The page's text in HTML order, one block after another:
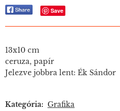
Save
13x10 cm
ceruza, papír
Jelezve jobbra lent: Ék Sándor
Kategória: Grafika